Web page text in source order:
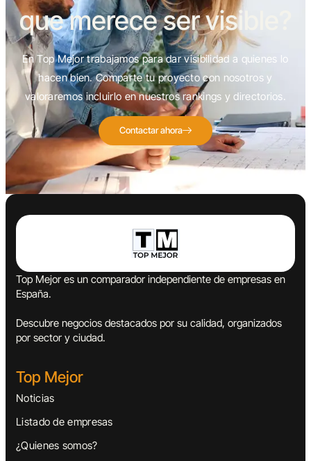
que merece ser visible?
En Top Mejor trabajamos para dar visibilidad a quienes lo
hacen bien. Comparte tu proyecto con nosotros y
valoraremos incluirlo en nuestros rankings y directorios.
Contactar ahora
Top Mejor es un comparador independiente de empresas en
España.
Descubre negocios destacados por su calidad, organizados
por sector y ciudad.
Top Mejor
Noticias
Listado de empresas
¿Quienes somos?